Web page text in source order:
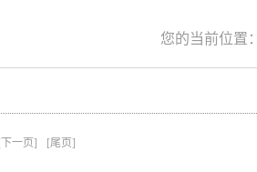
您的当前位置：
[下一页] [尾页]